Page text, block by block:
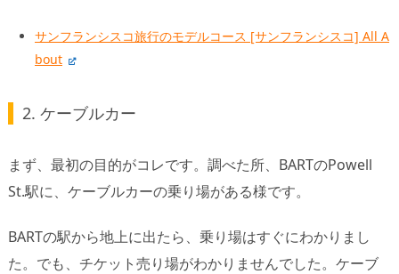
サンフランシスコ旅行のモデルコース [サンフランシスコ] All A
bout
2. ケーブルカー
まず、最初の目的がコレです。調べた所、BARTのPowell
St.駅に、ケーブルカーの乗り場がある様です。
BARTの駅から地上に出たら、乗り場はすぐにわかりまし
た。でも、チケット売り場がわかりませんでした。ケーブ